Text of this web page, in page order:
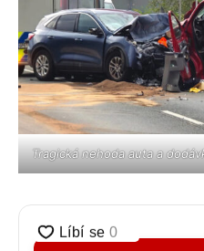
Tragická nehoda auta a